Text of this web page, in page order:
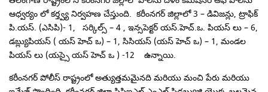
ఆధ్వర్యం లో కర్త్వ్య నిర్వహణ చేస్తుంది. కరీంనగర్ జిల్లాలో 3 – డివిజన్లు, ట్రాఫిక్
పి.యస్. (ఎసిపి)- 1, సర్కిల్స్ – 4 , ఇన్సపెక్టర్ యస్.హెచ్.ఒ. పియస్ లు – 6,
డబ్ల్యుపియస్ ( యస్ హెచ్ ఒ) – 1, సిసియస్ (యస్ హెచ్ ఒ) – 1, మండల
పియస్ లు (యస్సై యస్ హెచ్ ఒ ) -12 ఉన్నాయి.
కరీంనగర్ పోలీస్ రాష్ట్రంలో అత్యుత్తమమైనది మరియు మంచి పేరు మరియు